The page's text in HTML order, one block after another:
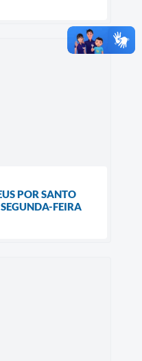
POR SANTO
FEIRA